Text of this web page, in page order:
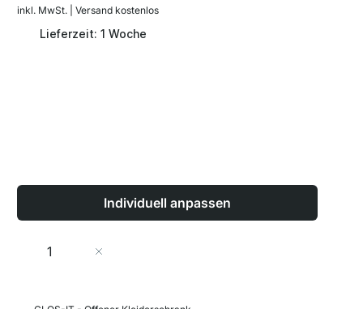
inkl. MwSt. | Versand kostenlos
Lieferzeit: 1 Woche
Individuell anpassen
Menge